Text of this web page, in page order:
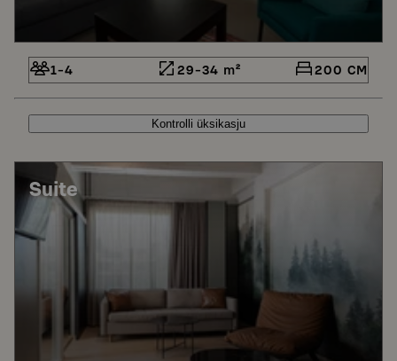
1-4 29-34 m² 200 CM
Kontrolli üksikasju
Suite